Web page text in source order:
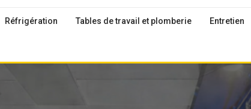
Réfrigération Tables de travail et plomberie Entretien